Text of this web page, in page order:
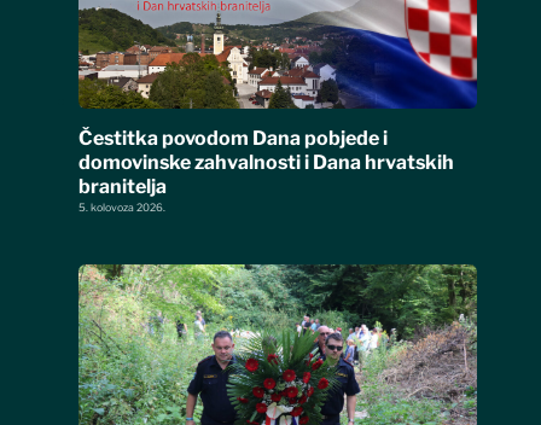
Čestitka povodom Dana pobjede i
domovinske zahvalnosti i Dana hrvatskih
branitelja
5. kolovoza 2026.